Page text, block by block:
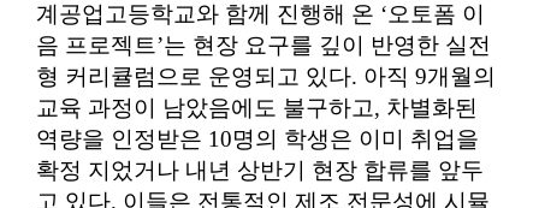
계공업고등학교와 함께 진행해 온 ‘오토폼 이
음 프로젝트’는 현장 요구를 깊이 반영한 실전
형 커리큘럼으로 운영되고 있다. 아직 9개월의
교육 과정이 남았음에도 불구하고, 차별화된
역량을 인정받은 10명의 학생은 이미 취업을
확정 지었거나 내년 상반기 현장 합류를 앞두
고 있다. 이들은 전통적인 제조 전문성에 시뮬